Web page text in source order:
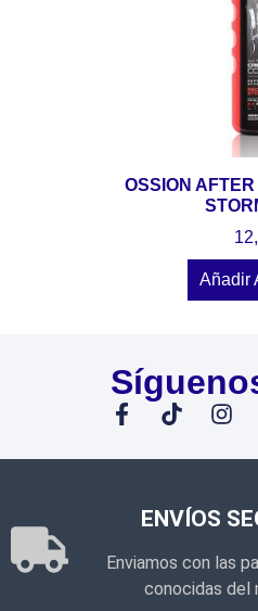
OSSION
Añadir
ENVÍOS
Enviamos con las
conocidas del